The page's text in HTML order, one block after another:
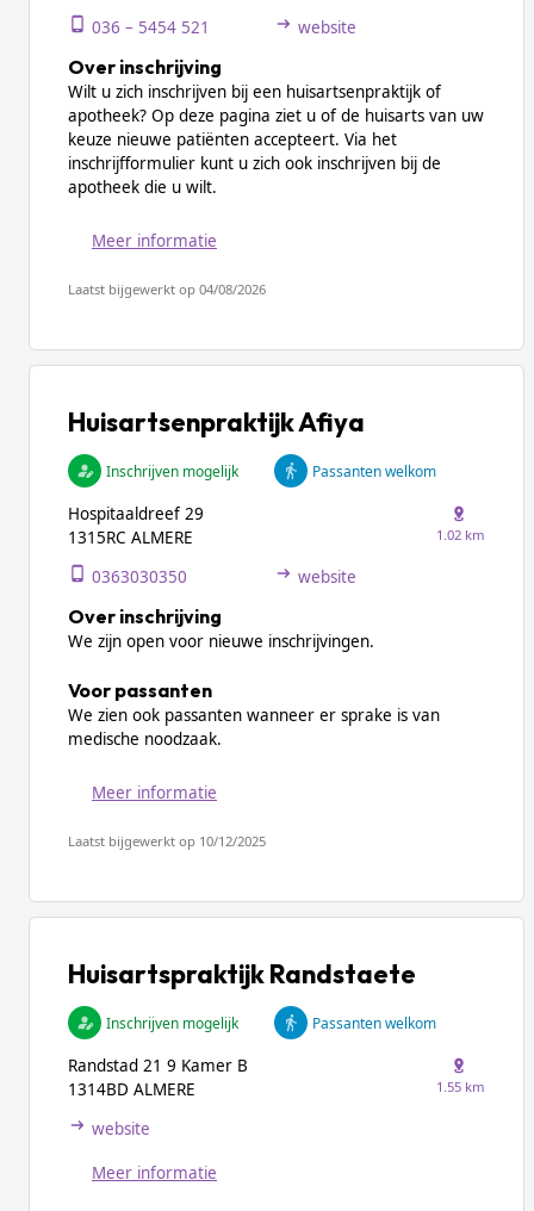
036 – 5454 521 website
Over inschrijving
Wilt u zich inschrijven bij een huisartsenpraktijk of
apotheek? Op deze pagina ziet u of de huisarts van uw
keuze nieuwe patiënten accepteert. Via het
inschrijfformulier kunt u zich ook inschrijven bij de
apotheek die u wilt.
Meer informatie
Laatst bijgewerkt op 04/08/2026
Huisartsenpraktijk Afiya
Inschrijven mogelijk Passanten welkom
Hospitaaldreef 29
1315RC ALMERE
1.02 km
0363030350 website
Over inschrijving
We zijn open voor nieuwe inschrijvingen.
Voor passanten
We zien ook passanten wanneer er sprake is van
medische noodzaak.
Meer informatie
Laatst bijgewerkt op 10/12/2025
Huisartspraktijk Randstaete
Inschrijven mogelijk Passanten welkom
Randstad 21 9 Kamer B
1314BD ALMERE
1.55 km
website
Meer informatie